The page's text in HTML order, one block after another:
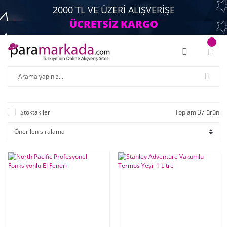
2000 TL VE ÜZERİ ALIŞVERİŞE
ÜCRETSİZ KARGO
Stoktakiler Toplam 37 ürün